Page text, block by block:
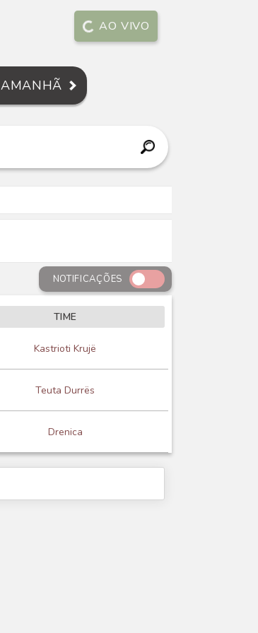
AO VIVO
AMANHÃ
NOTIFICAÇÕES
TIME
Kastrioti Krujë
Teuta Durrës
Drenica